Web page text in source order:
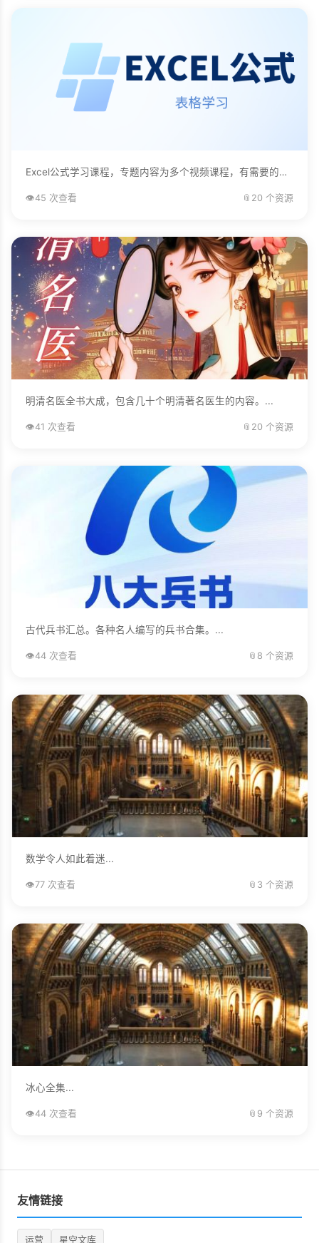
Excel公式学习课程，专题内容为多个视频课程，有需要的自己下载学习。...
👁️45 次查看 📎 20 个资源
明清名医全书大成，包含几十个明清著名医生的内容。...
👁️41 次查看 📎 20 个资源
古代兵书汇总。各种名人编写的兵书合集。...
👁️44 次查看 📎 8 个资源
数学令人如此着迷...
👁️77 次查看 📎 3 个资源
冰心全集...
👁️44 次查看 📎 9 个资源
友情链接
运营 星空文库